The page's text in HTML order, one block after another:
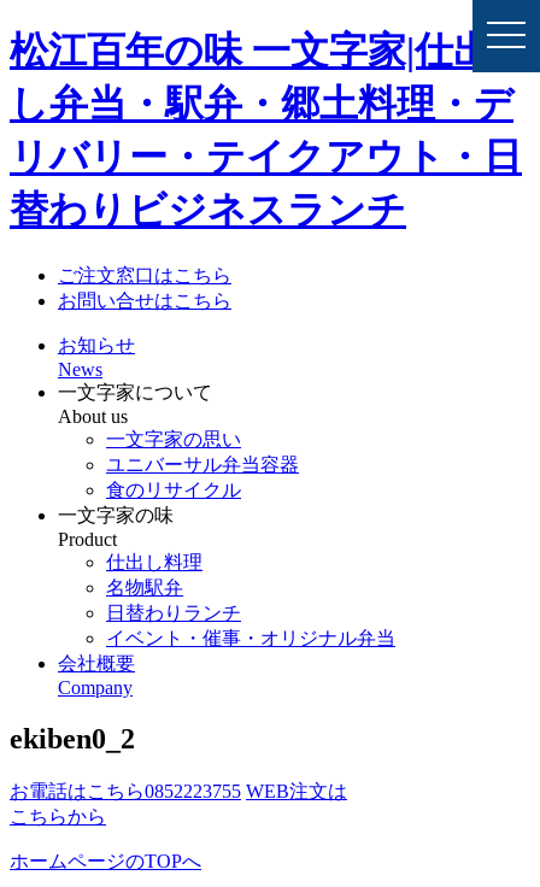
松江百年の味 一文字家|仕出
し弁当・駅弁・郷土料理・デ
リバリー・テイクアウト・日
替わりビジネスランチ
ご注文窓口はこちら
お問い合せはこちら
お知らせ
News
一文字家について
About us
一文字家の思い
ユニバーサル弁当容器
食のリサイクル
一文字家の味
Product
仕出し料理
名物駅弁
日替わりランチ
イベント・催事・オリジナル弁当
会社概要
Company
ekiben0_2
お電話はこちら0852223755 WEB注文は
こちらから
ホームページのTOPへ